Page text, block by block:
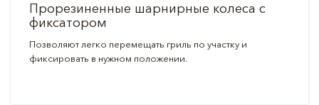
Прорезиненные шарнирные колеса с
фиксатором
Позволяют легко перемещать гриль по участку и
фиксировать в нужном положении.